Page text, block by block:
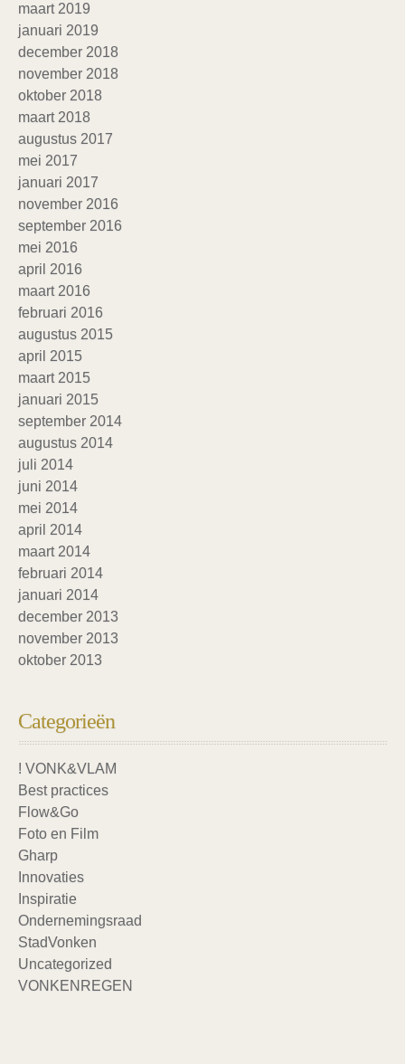
maart 2019
januari 2019
december 2018
november 2018
oktober 2018
maart 2018
augustus 2017
mei 2017
januari 2017
november 2016
september 2016
mei 2016
april 2016
maart 2016
februari 2016
augustus 2015
april 2015
maart 2015
januari 2015
september 2014
augustus 2014
juli 2014
juni 2014
mei 2014
april 2014
maart 2014
februari 2014
januari 2014
december 2013
november 2013
oktober 2013
Categorieën
! VONK&VLAM
Best practices
Flow&Go
Foto en Film
Gharp
Innovaties
Inspiratie
Ondernemingsraad
StadVonken
Uncategorized
VONKENREGEN